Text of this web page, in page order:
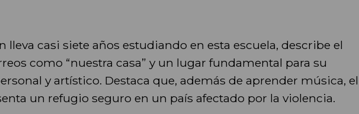
lleva casi siete años estudiando en esta escuela, describe el
como “nuestra casa” y un lugar fundamental para su
y artístico. Destaca que, además de aprender música, el
un refugio seguro en un país afectado por la violencia.